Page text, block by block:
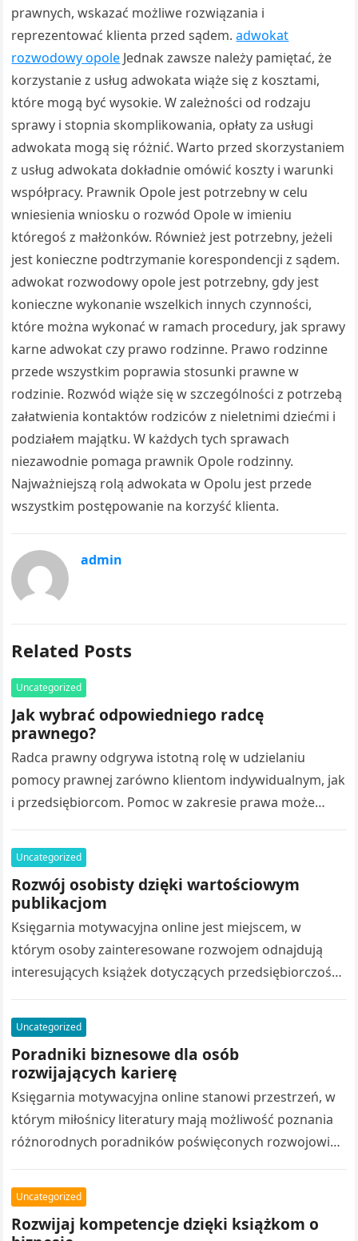
prawnych, wskazać możliwe rozwiązania i
reprezentować klienta przed sądem.adwokat
rozwodowy opole Jednak zawsze należy pamiętać, że
korzystanie z usług adwokata wiąże się z kosztami,
które mogą być wysokie. W zależności od rodzaju
sprawy i stopnia skomplikowania, opłaty za usługi
adwokata mogą się różnić. Warto przed skorzystaniem
z usług adwokata dokładnie omówić koszty i warunki
współpracy. Prawnik Opole jest potrzebny w celu
wniesienia wniosku o rozwód Opole w imieniu
któregoś z małżonków. Również jest potrzebny, jeżeli
jest konieczne podtrzymanie korespondencji z sądem.
adwokat rozwodowy opole jest potrzebny, gdy jest
konieczne wykonanie wszelkich innych czynności,
które można wykonać w ramach procedury, jak sprawy
karne adwokat czy prawo rodzinne. Prawo rodzinne
przede wszystkim poprawia stosunki prawne w
rodzinie. Rozwód wiąże się w szczególności z potrzebą
załatwienia kontaktów rodziców z nieletnimi dziećmi i
podziałem majątku. W każdych tych sprawach
niezawodnie pomaga prawnik Opole rodzinny.
Najważniejszą rolą adwokata w Opolu jest przede
wszystkim postępowanie na korzyść klienta.
admin
Related Posts
Uncategorized
Jak wybrać odpowiedniego radcę
prawnego?
Radca prawny odgrywa istotną rolę w udzielaniu
pomocy prawnej zarówno klientom indywidualnym, jak
i przedsiębiorcom. Pomoc w zakresie prawa może
przygotowywanie umów…
Uncategorized
Rozwój osobisty dzięki wartościowym
publikacjom
Księgarnia motywacyjna online jest miejscem, w
którym osoby zainteresowane rozwojem odnajdują
interesujących książek dotyczących przedsiębiorczości.
biznesowe, stanowią źródło inspiracji. Wydawnictwo
rozwój osobisty…
Uncategorized
Poradniki biznesowe dla osób
rozwijających karierę
Księgarnia motywacyjna online stanowi przestrzeń, w
którym miłośnicy literatury mają możliwość poznania
różnorodnych poradników poświęconych rozwojowi
motywacyjne, pomagają poznawać nowe zagadnienia.
Nowoczesne…
Uncategorized
Rozwijaj kompetencje dzięki książkom o